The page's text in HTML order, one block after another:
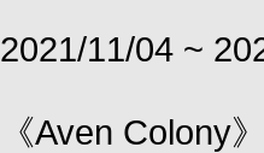
2021/11/04 ~
《Aven Colony